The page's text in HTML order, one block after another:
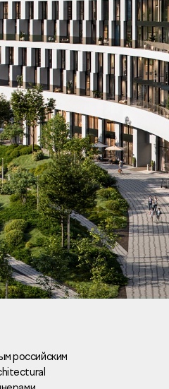
сервиса
российским